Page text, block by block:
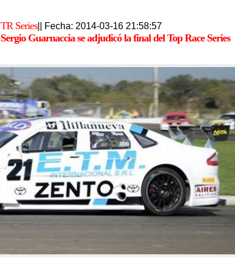
TR Series|| Fecha: 2014-03-16 21:58:57
Sergio Guarnaccia se adjudicó la final del Top Race Series